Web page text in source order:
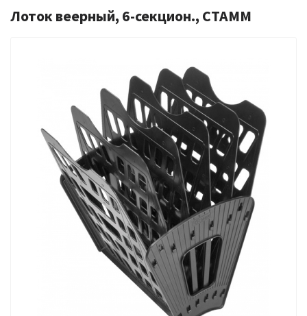
Лоток веерный, 6-секцион., СТАММ